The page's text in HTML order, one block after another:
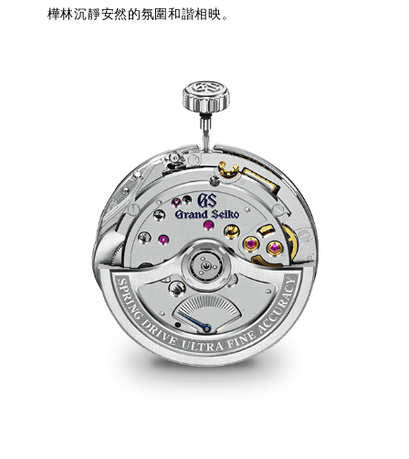
樺林沉靜安然的氛圍和諧相映。